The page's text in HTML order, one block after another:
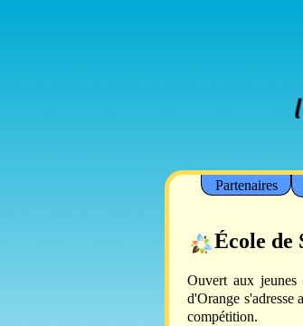
Partenaires
École de
Ouvert aux
d'Orange
compétition.